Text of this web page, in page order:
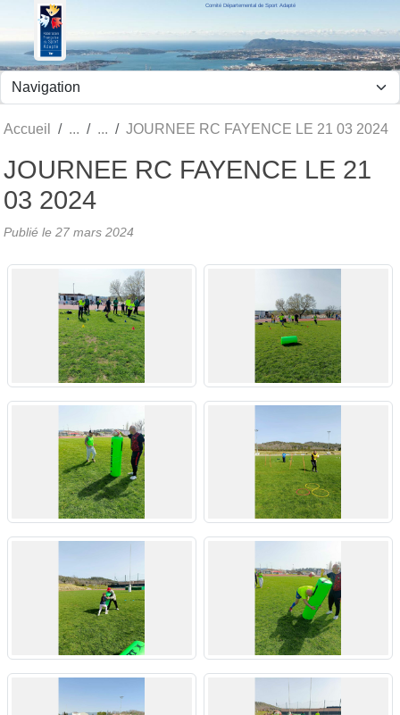
Comité Départemental de Sport Adapté
Accueil JOURNEE RC FAYENCE LE 21 03 2024
JOURNEE RC FAYENCE LE 21
03 2024
Publié le 27 mars 2024
Panneau de gestion des cookies